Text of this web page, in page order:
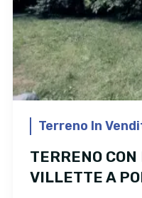
Terreno In
TERRENO
VILLETTE A